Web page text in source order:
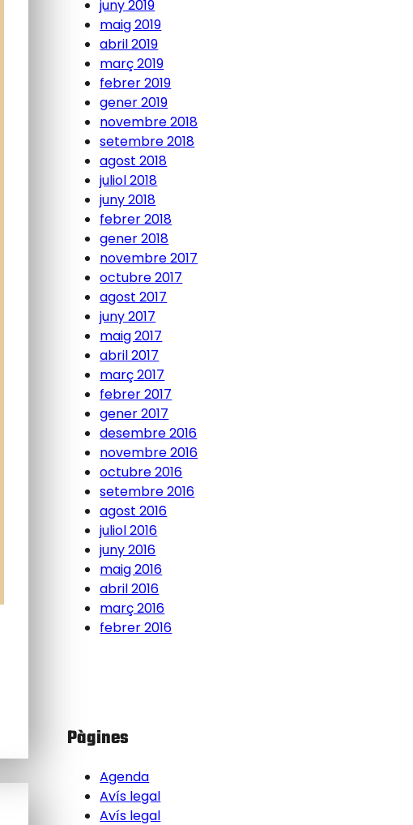
juny 2019
maig 2019
abril 2019
març 2019
febrer 2019
gener 2019
novembre 2018
setembre 2018
agost 2018
juliol 2018
juny 2018
febrer 2018
gener 2018
novembre 2017
octubre 2017
agost 2017
juny 2017
maig 2017
abril 2017
març 2017
febrer 2017
gener 2017
desembre 2016
novembre 2016
octubre 2016
setembre 2016
agost 2016
juliol 2016
juny 2016
maig 2016
abril 2016
març 2016
febrer 2016
Pàgines
Agenda
Avís legal
Avís legal